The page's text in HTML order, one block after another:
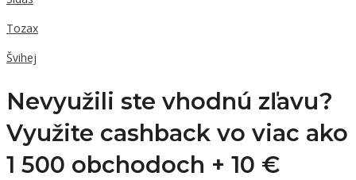
Tozax
Švihej
Nevyužili ste vhodnú zľavu?
Využite cashback vo viac ako
1 500 obchodoch + 10 €